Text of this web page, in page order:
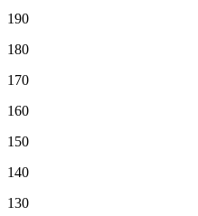
190
180
170
160
150
140
130